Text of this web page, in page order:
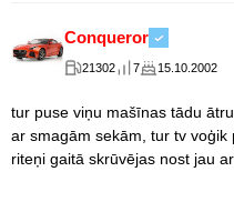
Conqueror
21302 7 15.10.2002
tur puse viņu mašīnas tādu
ar smagām sekām, tur tv
riteņi gaitā skrūvējas nost jau